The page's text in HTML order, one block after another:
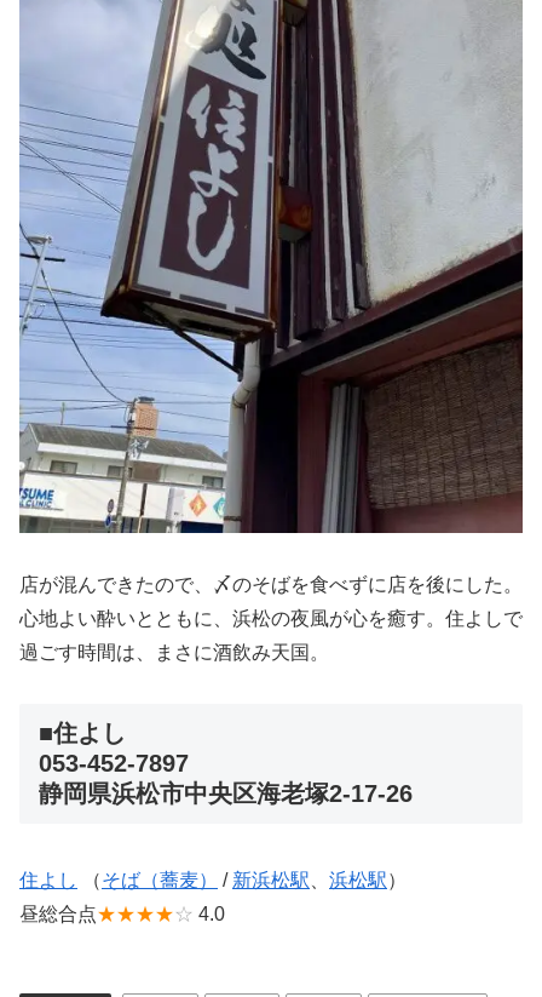
店が混んできたので、〆のそばを食べずに店を後にした。
心地よい酔いとともに、浜松の夜風が心を癒す。住よしで
過ごす時間は、まさに酒飲み天国。
■住よし
053-452-7897
静岡県浜松市中央区海老塚2-17-26
住よし （そば（蕎麦） / 新浜松駅 浜松駅）
昼総合点★★★★☆ 4.0